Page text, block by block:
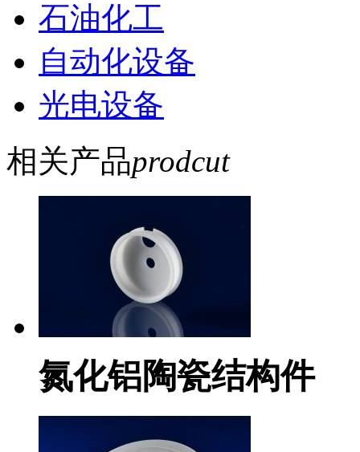
石油化工
自动化设备
光电设备
相关产品prodcut
氮化铝陶瓷结构件